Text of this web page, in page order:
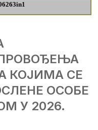
КОЈИМА СЕ
ОСОБЕ
У 2026.